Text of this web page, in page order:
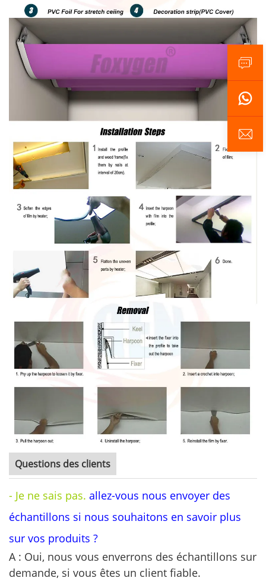
Questions des clients
- Je ne sais pas. allez-vous nous envoyer des
échantillons si nous souhaitons en savoir plus
sur vos produits ?
A : Oui, nous vous enverrons des échantillons sur
demande, si vous êtes un client fiable.